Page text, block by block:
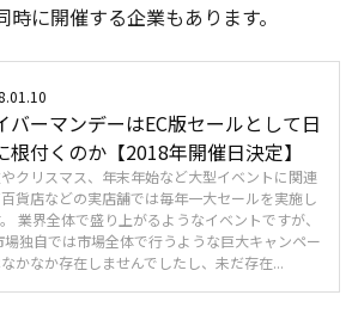
に開催する企業もあります。
バーマンデーはEC版セールとして日
根付くのか【2018年開催日決定】
クリスマス、年末年始など大型イベントに関連
百貨店などの実店舗では毎年一大セールを実施し
業界全体で盛り上がるようなイベントですが、
場独自では市場全体で行うような巨大キャンペー
かなか存在しませんでしたし、未だ存在...